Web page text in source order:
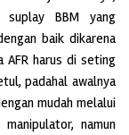
suplay BBM yang
baik dikarena
AFR harus di seting
padahal awalnya
mudah melalui
namun